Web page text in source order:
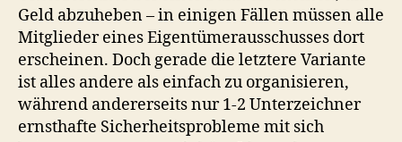
Geld abzuheben – in einigen Fällen müssen alle
Mitglieder eines Eigentümerausschusses dort
erscheinen. Doch gerade die letztere Variante
ist alles andere als einfach zu organisieren,
während andererseits nur 1-2 Unterzeichner
ernsthafte Sicherheitsprobleme mit sich